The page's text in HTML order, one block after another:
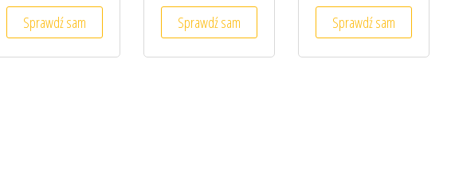
Sprawdź sam Sprawdź sam Sprawdź sam